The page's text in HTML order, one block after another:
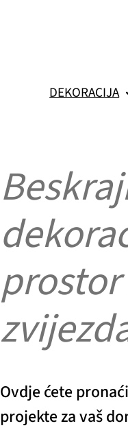
DEKORACIJA
Ovdje ćete
projekte za vaš